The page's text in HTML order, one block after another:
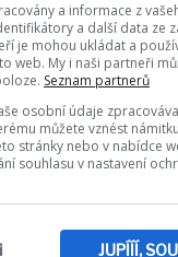
Forejt:
a informace z
a další data ze
je mohou ukládat a
web. My i naši partneři
Seznam partnerů
osobní údaje
můžete vznést
stránky nebo v nabídce
souhlasu v nastavení
JUPÍÍÍ,